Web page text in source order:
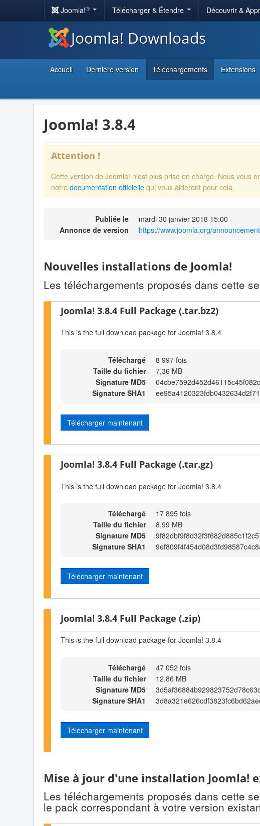
Joomla!® Télécharger & Étendre Découvrir &
Joomla! Downloads
Accueil Dernière version Téléchargements Extensions
Joomla! 3.8.4
Attention !
Cette version de Joomla! n'est plus prise en charge. Nous vous
notre documentation officielle qui vous aideront pour cela.
Publiée le
mardi 30 janvier 2018 15:00
Annonce de version
https://www.joomla.org/
Nouvelles installations de Joomla!
Les téléchargements proposés dans cette
Joomla! 3.8.4 Full Package (.tar.bz2)
This is the full download package for Joomla! 3.8.4
Téléchargé
8 997 fois
Taille du fichier
7,36 MB
Signature MD5
Signature SHA1
Télécharger maintenant
Joomla! 3.8.4 Full Package (.tar.gz)
This is the full download package for Joomla! 3.8.4
Téléchargé
17 895 fois
Taille du fichier
8,99 MB
Signature MD5
Signature SHA1
Télécharger maintenant
Joomla! 3.8.4 Full Package (.zip)
This is the full download package for Joomla! 3.8.4
Téléchargé
47 052 fois
Taille du fichier
12,86 MB
Signature MD5
Signature SHA1
Télécharger maintenant
Mise à jour d'une installation Joomla!
Les téléchargements proposés dans cette
le pack correspondant à votre version